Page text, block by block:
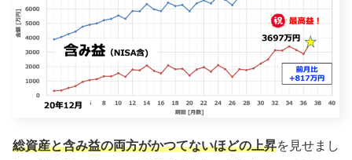
総資産と含み益の両方がかつてないほどの上昇を見せまし